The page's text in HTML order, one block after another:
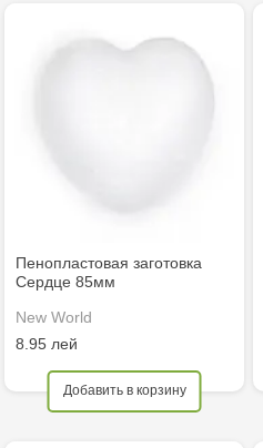
Пенопластовая заготовка
Сердце 85мм
New World
8.95 лей
Добавить в корзину